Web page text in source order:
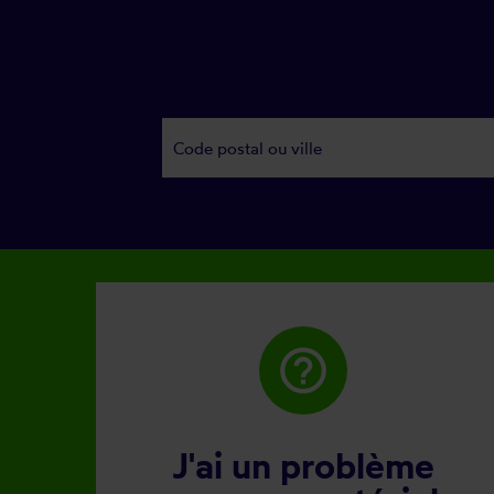
help_outline
J'ai un problème